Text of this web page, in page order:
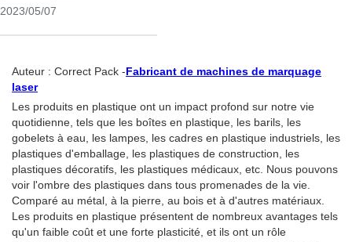
2023/05/07
Auteur : Correct Pack -Fabricant de machines de marquage
laser
Les produits en plastique ont un impact profond sur notre vie
quotidienne, tels que les boîtes en plastique, les barils, les
gobelets à eau, les lampes, les cadres en plastique industriels, les
plastiques d'emballage, les plastiques de construction, les
plastiques décoratifs, les plastiques médicaux, etc. Nous pouvons
voir l'ombre des plastiques dans tous promenades de la vie.
Comparé au métal, à la pierre, au bois et à d'autres matériaux.
Les produits en plastique présentent de nombreux avantages tels
qu'un faible coût et une forte plasticité, et ils ont un rôle